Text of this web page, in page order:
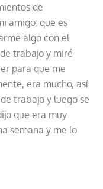
de
amigo, que es
algo con el
trabajo y miré
para que me
era mucho, así
trabajo y luego se
que era muy
semana y me lo